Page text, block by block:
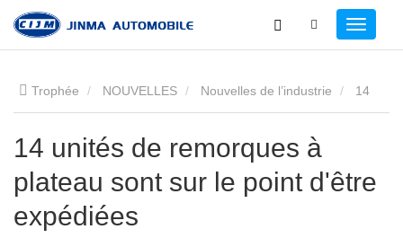
Trophée NOUVELLES Nouvelles de l’industrie
unités de remorques à plateau sont sur le point d'être
expédiées
14 unités de remorques à
plateau sont sur le point d'être
expédiées